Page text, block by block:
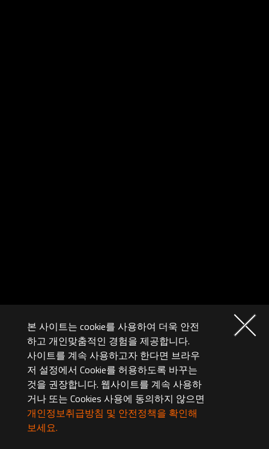
본 사이트는 cookie를 사용하여 더욱 안전
하고 개인맞춤적인 경험을 제공합니다.
사이트를 계속 사용하고자 한다면 브라우
저 설정에서 Cookie를 허용하도록 바꾸는
것을 권장합니다. 웹사이트를 계속 사용하
거나 또는 Cookies 사용에 동의하지 않으면
개인정보취급방침 및 안전정책을 확인해
보세요.